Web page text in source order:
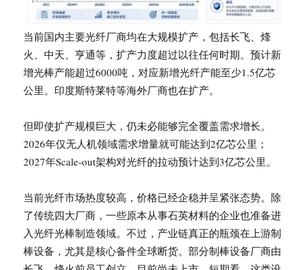
当前国内主要光纤厂商均在大规模扩产，包括长飞、烽
火、中天、亨通等，扩产力度超过以往任何时期。预计新
增光棒产能超过6000吨，对应新增光纤产能至少1.5亿芯
公里。印度斯特莱特等海外厂商也在扩产。
但即使扩产规模巨大，仍未必能够完全覆盖需求增长。
2026年仅无人机领域需求增量就可能达到2亿芯公里；
2027年Scale-out架构对光纤的拉动预计达到3亿芯公里。
当前光纤市场热度较高，价格已经企稳并呈紧张态势。除
了传统四大厂商，一些原本从事石英材料的企业也准备进
入光纤光棒制造领域。不过，产业链真正的瓶颈在上游制
棒设备，尤其是核心备件全球断货。部分制棒设备厂商由